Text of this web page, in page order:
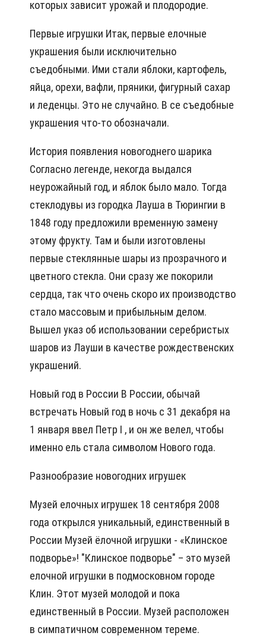
которых зависит урожай и плодородие.
Первые игрушки Итак, первые елочные
украшения были исключительно
съедобными. Ими стали яблоки, картофель,
яйца, орехи, вафли, пряники, фигурный сахар
и леденцы. Это не случайно. В се съедобные
украшения что-то обозначали.
История появления новогоднего шарика
Согласно легенде, некогда выдался
неурожайный год, и яблок было мало. Тогда
стеклодувы из городка Лауша в Тюрингии в
1848 году предложили временную замену
этому фрукту. Там и были изготовлены
первые стеклянные шары из прозрачного и
цветного стекла. Они сразу же покорили
сердца, так что очень скоро их производство
стало массовым и прибыльным делом.
Вышел указ об использовании серебристых
шаров из Лауши в качестве рождественских
украшений.
Новый год в России В России, обычай
встречать Новый год в ночь с 31 декабря на
1 января ввел Петр I , и он же велел, чтобы
именно ель стала символом Нового года.
Разнообразие новогодних игрушек
Музей елочных игрушек 18 сентября 2008
года открылся уникальный, единственный в
России Музей ёлочной игрушки - «Клинское
подворье»! "Клинское подворье" – это музей
елочной игрушки в подмосковном городе
Клин. Этот музей молодой и пока
единственный в России. Музей расположен
в симпатичном современном тереме.